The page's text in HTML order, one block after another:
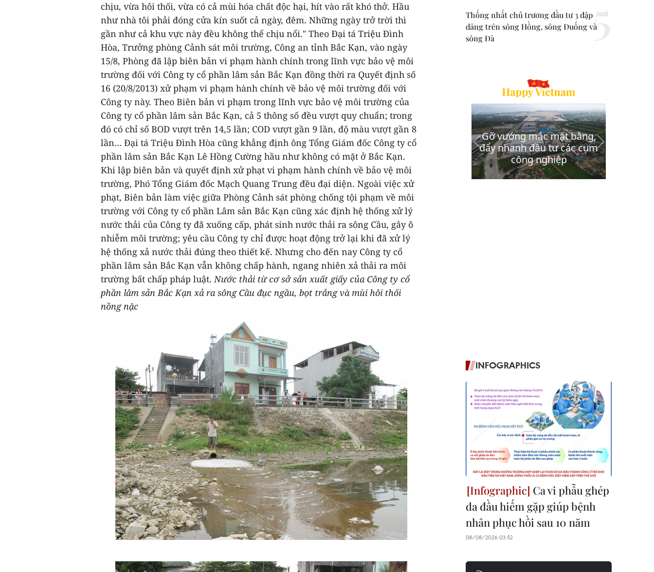
chịu, vừa hôi thối, vừa có cả mùi hóa chất độc hại, hít vào rất khó thở. Hầu
như nhà tôi phải đóng cửa kín suốt cả ngày, đêm. Những ngày trở trời thì
gần như cả khu vực này đều không thể chịu nổi." Theo Đại tá Triệu Đình
Hòa, Trưởng phòng Cảnh sát môi trường, Công an tỉnh Bắc Kạn, vào ngày
15/8, Phòng đã lập biên bản vi phạm hành chính trong lĩnh vực bảo vệ môi
trường đối với Công ty cổ phần lâm sản Bắc Kạn đồng thời ra Quyết định số
16 (20/8/2013) xử phạm vi phạm hành chính về bảo vệ môi trường đối với
Công ty này. Theo Biên bản vi phạm trong lĩnh vực bảo vệ môi trường của
Công ty cổ phần lâm sản Bắc Kạn, cả 5 thông số đều vượt quy chuẩn; trong
đó có chỉ số BOD vượt trên 14,5 lần; COD vượt gần 9 lần, độ màu vượt gần 8
lần… Đại tá Triệu Đình Hòa cũng khẳng định ông Tổng Giám đốc Công ty cổ
phần lâm sản Bắc Kạn Lê Hồng Cường hầu như không có mặt ở Bắc Kạn.
Khi lập biên bản và quyết định xử phạt vi phạm hành chính về bảo vệ môi
trường, Phó Tổng Giám đốc Mạch Quang Trung đều đại diện. Ngoài việc xử
phạt, Biên bản làm việc giữa Phòng Cảnh sát phòng chống tội phạm về môi
trường với Công ty cổ phần Lâm sản Bắc Kạn cũng xác định hệ thống xử lý
nước thải của Công ty đã xuống cấp, phát sinh nước thải ra sông Cầu, gây ô
nhiễm môi trường; yêu cầu Công ty chỉ được hoạt động trở lại khi đã xử lý
hệ thống xả nước thải đúng theo thiết kế. Nhưng cho đến nay Công ty cổ
phần lâm sản Bắc Kạn vẫn không chấp hành, ngang nhiên xả thải ra môi
trường bất chấp pháp luật.Nước thải từ cơ sở sản xuất giấy của Công ty cổ
phần lâm sản Bắc Kạn xả ra sông Cầu đục ngầu, bọt trắng và mùi hôi thối
nồng nặc
Thống nhất chủ trương đầu tư 3 đập
dâng trên sông Hồng, sông Đuống và
sông Đà
INFOGRAPHICS
Ca vi phẫu ghép
da đầu hiếm gặp giúp bệnh
nhân phục hồi sau 10 năm
08/08/2026 03:52